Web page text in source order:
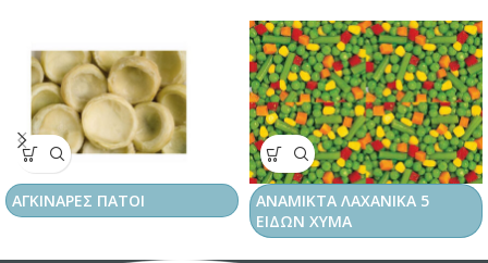
ΑΓΚΙΝΑΡΕΣ ΠΑΤΟΙ
ΑΝΑΜΙΚΤΑ ΛΑΧΑΝΙΚΑ 5
ΕΙΔΩΝ ΧΥΜΑ